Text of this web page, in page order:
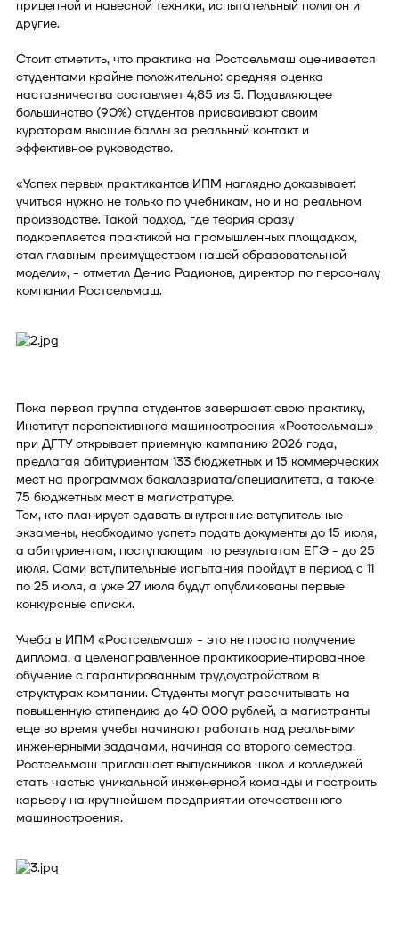
прицепной и навесной техники, испытательный полигон и
другие.
Стоит отметить, что практика на Ростсельмаш оценивается
студентами крайне положительно: средняя оценка
наставничества составляет 4,85 из 5. Подавляющее
большинство (90%) студентов присваивают своим
кураторам высшие баллы за реальный контакт и
эффективное руководство.
«Успех первых практикантов ИПМ наглядно доказывает:
учиться нужно не только по учебникам, но и на реальном
производстве. Такой подход, где теория сразу
подкрепляется практикой на промышленных площадках,
стал главным преимуществом нашей образовательной
модели», - отметил Денис Радионов, директор по персоналу
компании Ростсельмаш.
Пока первая группа студентов завершает свою практику,
Институт перспективного машиностроения «Ростсельмаш»
при ДГТУ открывает приемную кампанию 2026 года,
предлагая абитуриентам 133 бюджетных и 15 коммерческих
мест на программах бакалавриата/специалитета, а также
75 бюджетных мест в магистратуре.
Тем, кто планирует сдавать внутренние вступительные
экзамены, необходимо успеть подать документы до 15 июля,
а абитуриентам, поступающим по результатам ЕГЭ - до 25
июля. Сами вступительные испытания пройдут в период с 11
по 25 июля, а уже 27 июля будут опубликованы первые
конкурсные списки.
Учеба в ИПМ «Ростсельмаш» - это не просто получение
диплома, а целенаправленное практикоориентированное
обучение с гарантированным трудоустройством в
структурах компании. Студенты могут рассчитывать на
повышенную стипендию до 40 000 рублей, а магистранты
еще во время учебы начинают работать над реальными
инженерными задачами, начиная со второго семестра.
Ростсельмаш приглашает выпускников школ и колледжей
стать частью уникальной инженерной команды и построить
карьеру на крупнейшем предприятии отечественного
машиностроения.